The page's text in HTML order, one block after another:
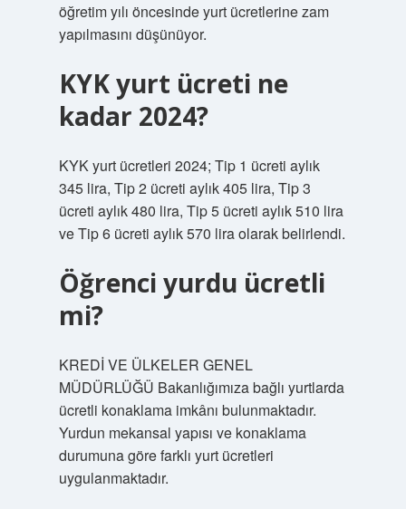
öğretim yılı öncesinde yurt ücretlerine zam
yapılmasını düşünüyor.
KYK yurt ücreti ne
kadar 2024?
KYK yurt ücretleri 2024; Tip 1 ücreti aylık
345 lira, Tip 2 ücreti aylık 405 lira, Tip 3
ücreti aylık 480 lira, Tip 5 ücreti aylık 510 lira
ve Tip 6 ücreti aylık 570 lira olarak belirlendi.
Öğrenci yurdu ücretli
mi?
KREDİ VE ÜLKELER GENEL
MÜDÜRLÜĞÜ Bakanlığımıza bağlı yurtlarda
ücretli konaklama imkânı bulunmaktadır.
Yurdun mekansal yapısı ve konaklama
durumuna göre farklı yurt ücretleri
uygulanmaktadır.